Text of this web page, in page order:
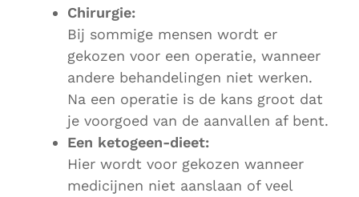
Chirurgie:
Bij sommige mensen wordt er
gekozen voor een operatie, wanneer
andere behandelingen niet werken.
Na een operatie is de kans groot dat
je voorgoed van de aanvallen af bent.
Een ketogeen-dieet:
Hier wordt voor gekozen wanneer
medicijnen niet aanslaan of veel